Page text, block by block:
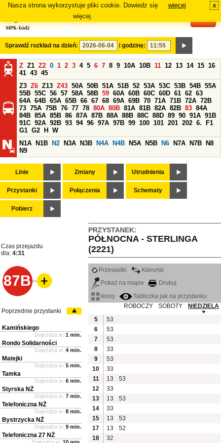
Nasza strona wykorzystuje pliki cookie. Dowiedz się
więcej.
więcej x
Sprawdź rozkład na dzień: i godzinę:
Z Z1 Z2 0 1 2 3 4 5 6 7 8 9 10A 10B 11 12 13 14 15 16
41 43 45
Z3 Z6 Z13 Z43 50A 50B 51A 51B 52 53A 53C 53B 54B 55A
55B 55C 56 57 58A 58B 59 60A 60B 60C 60D 61 62 63
64A 64B 65A 65B 66 67 68 69A 69B 70 71A 71B 72A 72B
73 75A 75B 76 77 78 80A 80B 81A 81B 82A 82B 83 84A
84B 85A 85B 86 87A 87B 88A 88B 88C 88D 89 90 91A 91B
91C 92A 92B 93 94 96 97A 97B 99 100 101 201 202 6.
F1
G1 G2 H
W
N1A
N1B N2 N3A N3B N4A N4B N5A N5B N6 N7A N7B
N8
N9
Linie Zmiany Utrudnienia
Przystanki Połączenia Schematy
Pobierz
PRZYSTANEK:
PÓŁNOCNA - STERLINGA
(2221)
Czas przejazdu
dla: 4:31
87B
Przesiadki
Kierunki
Pokaż na mapie
Drukuj
ikony
Tabliczka jak na przystanku
ROBOCZY
SOBOTY
NIEDZIELA
5
53
6
53
7
53
8
33
9
53
10
33
11
13
53
12
33
13
13
53
14
33
15
13
53
17
13
52
18
32
Poprzednie przystanki
Kamińskiego
Dojeżdża w: 1 min.
Rondo Solidarności
Dojeżdża w: 4 min.
Matejki
Dojeżdża w: 5 min.
Tamka
Dojeżdża w: 6 min.
Styrska NŻ
Dojeżdża w: 7 min.
Telefoniczna NŻ
Dojeżdża w: 8 min.
Bystrzycka NŻ
Dojeżdża w: 9 min.
Telefoniczna 27 NŻ